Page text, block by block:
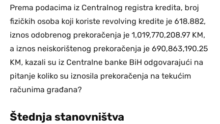
Prema podacima iz Centralnog registra kredita, broj
fizičkih osoba koji koriste revolving kredite je 618.882,
iznos odobrenog prekoračenja je 1,019,770,208.97 KM,
a iznos neiskorištenog prekoračenja je 690,863,190.25
KM, kazali su iz Centralne banke BiH odgovarajući na
pitanje koliko su iznosila prekoračenja na tekućim
računima građana?
Štednja stanovništva